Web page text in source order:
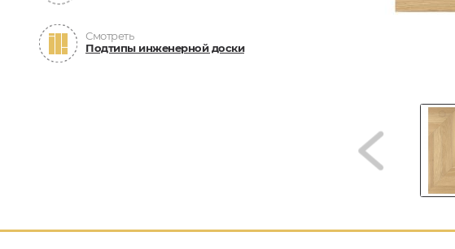
Смотреть
Подтипы инженерной доски